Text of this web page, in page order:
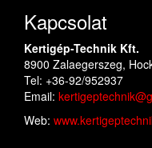
Kapcsolat
Kertigép-Technik Kft.
8900 Zalaegerszeg,
Tel: +36-92/952937
Email:
Web: